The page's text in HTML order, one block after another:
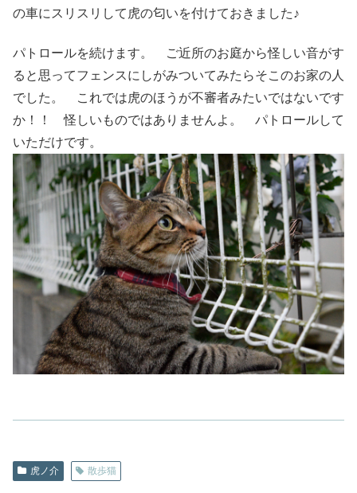
の車にスリスリして虎の匂いを付けておきました♪
パトロールを続けます。 ご近所のお庭から怪しい音がす
ると思ってフェンスにしがみついてみたらそこのお家の人
でした。 これでは虎のほうが不審者みたいではないです
か！！ 怪しいものではありませんよ。 パトロールして
いただけです。
虎ノ介 散歩猫